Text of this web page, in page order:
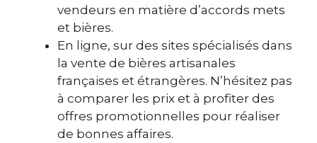
vendeurs en matière d’accords mets
et bières.
En ligne, sur des sites spécialisés dans
la vente de bières artisanales
françaises et étrangères. N’hésitez pas
à comparer les prix et à profiter des
offres promotionnelles pour réaliser
de bonnes affaires.